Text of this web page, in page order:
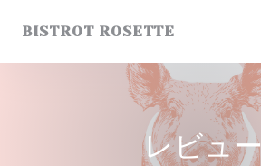
BISTROT ROSETTE
レビュー